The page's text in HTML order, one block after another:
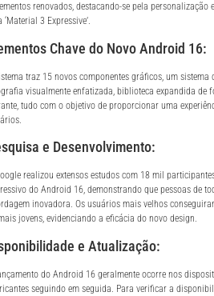
renovados, destacando-se pela
‘Material 3 Expressive’.
Chave do Novo Android 16:
traz 15 novos componentes gráficos, um
visualmente enfatizada, biblioteca expandida de
tudo com o objetivo de proporcionar uma
e Desenvolvimento:
realizou extensos estudos com 18 mil
do Android 16, demonstrando que pessoas de
inovadora. Os usuários mais velhos
jovens, evidenciando a eficácia do novo design.
e Atualização:
do Android 16 geralmente ocorre nos
seguindo em seguida. Para verificar a